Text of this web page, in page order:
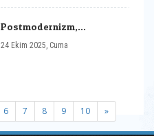
Postmodernizm,
Sempozyumu
24 Ekim 2025, Cuma
6 7 8 9 10 »